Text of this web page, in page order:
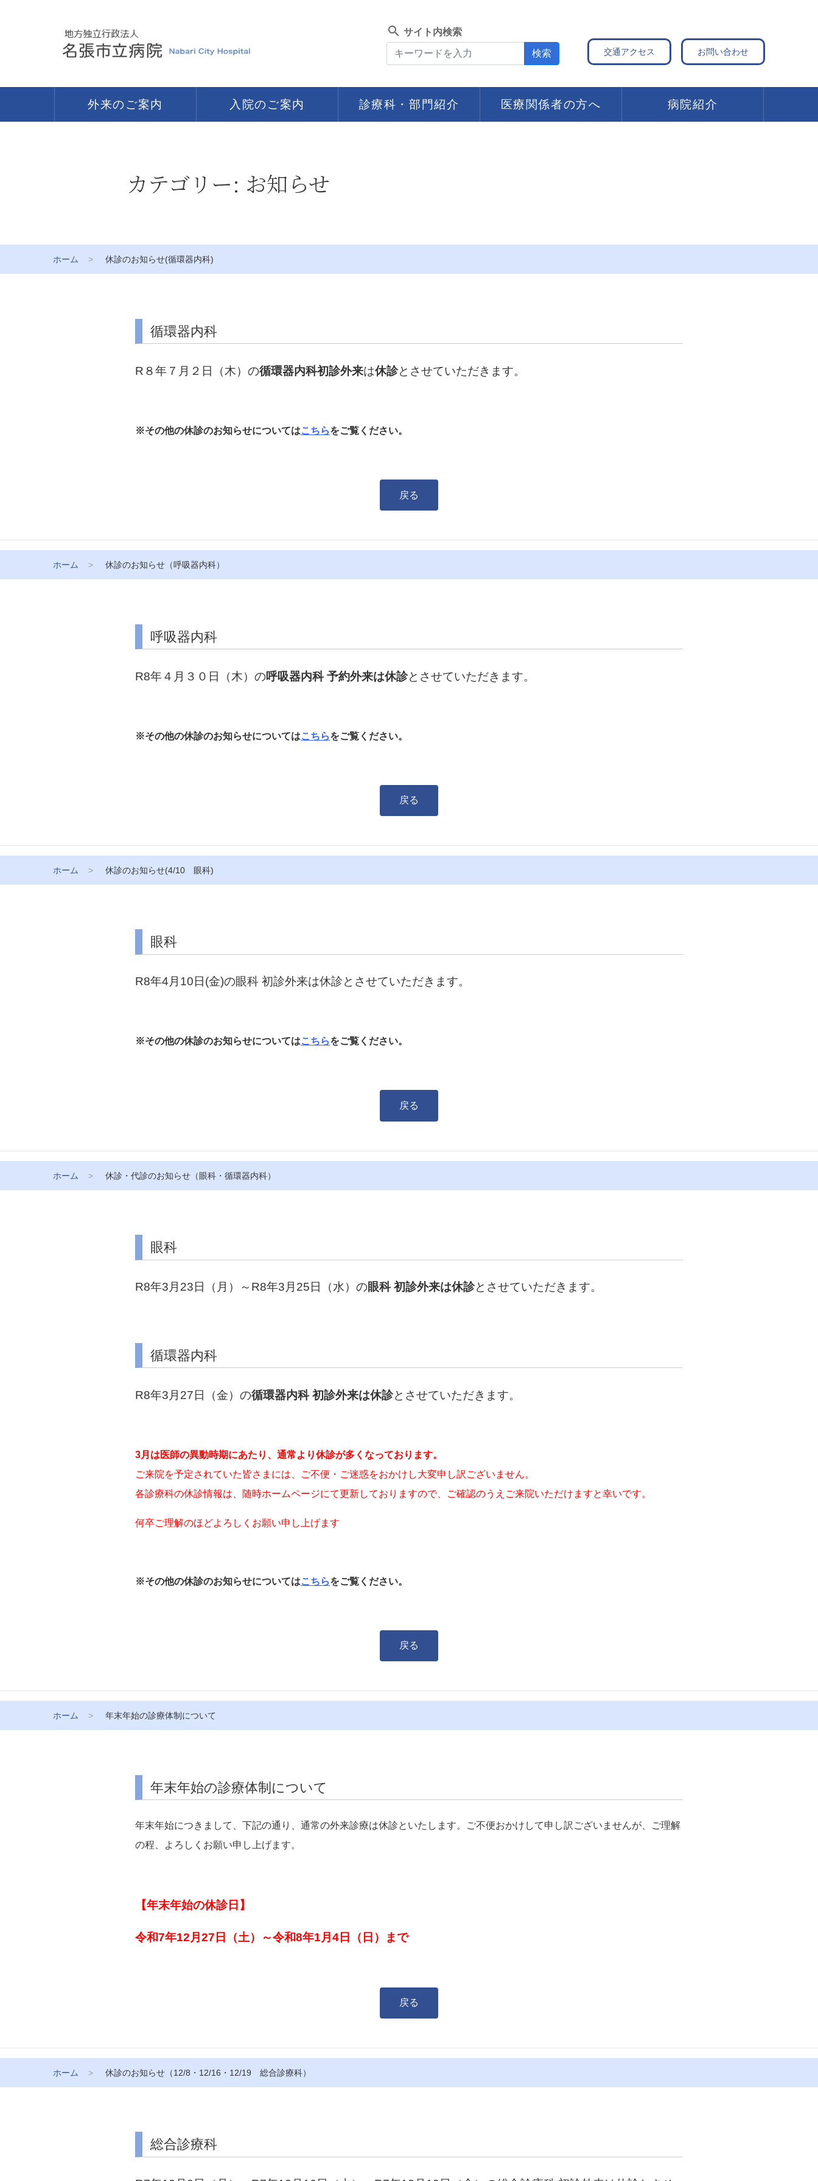
search サイト内検索
検索 交通アクセス お問い合わせ
外来のご案内 入院のご案内 診療科・部門紹介 医療関係者の方へ 病院紹介
カテゴリー: お知らせ
ホーム 休診のお知らせ(循環器内科)
循環器内科
R８年７月２日（木）の循環器内科初診外来は休診とさせていただきます。
※その他の休診のお知らせについてはこちらをご覧ください。
戻る
ホーム 休診のお知らせ（呼吸器内科）
呼吸器内科
R8年４月３０日（木）の呼吸器内科 予約外来は休診とさせていただきます。
※その他の休診のお知らせについてはこちらをご覧ください。
戻る
ホーム 休診のお知らせ(4/10 眼科)
眼科
R8年4月10日(金)の眼科 初診外来は休診とさせていただきます。
※その他の休診のお知らせについてはこちらをご覧ください。
戻る
ホーム 休診・代診のお知らせ（眼科・循環器内科）
眼科
R8年3月23日（月）～R8年3月25日（水）の眼科 初診外来は休診とさせていただきます。
循環器内科
R8年3月27日（金）の循環器内科 初診外来は休診とさせていただきます。
3月は医師の異動時期にあたり、通常より休診が多くなっております。
ご来院を予定されていた皆さまには、ご不便・ご迷惑をおかけし大変申し訳ございません。
各診療科の休診情報は、随時ホームページにて更新しておりますので、ご確認のうえご来院いただけますと幸いです。
何卒ご理解のほどよろしくお願い申し上げます
※その他の休診のお知らせについてはこちらをご覧ください。
戻る
ホーム 年末年始の診療体制について
年末年始の診療体制について
年末年始につきまして、下記の通り、通常の外来診療は休診といたします。ご不便おかけして申し訳ございませんが、ご理解
の程、よろしくお願い申し上げます。
【年末年始の休診日】
令和7年12月27日（土）～令和8年1月4日（日）まで
戻る
ホーム 休診のお知らせ（12/8・12/16・12/19 総合診療科）
総合診療科